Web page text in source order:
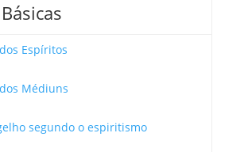
Espíritos
Médiuns
segundo o espiritismo